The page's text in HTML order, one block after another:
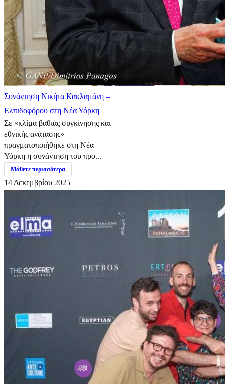
Συνάντηση Νικήτα Κακλαμάνη –
Ελπιδοφόρου στη Νέα Υόρκη
Σε «κλίμα βαθιάς συγκίνησης και
εθνικής ανάτασης»
πραγματοποιήθηκε στη Νέα
Υόρκη η συνάντηση του προ...
Μάθετε περισσότερα
14 Δεκεμβρίου 2025